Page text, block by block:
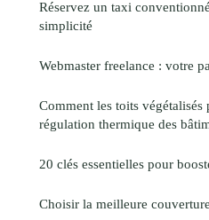
Réservez un taxi
simplicité
Webmaster freelance : votre
Comment les toits
régulation thermique des
20 clés essentielles pour
Choisir la meilleure